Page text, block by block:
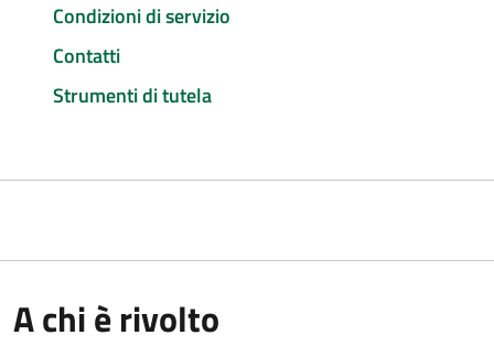
Condizioni di servizio
Contatti
Strumenti di tutela
A chi è rivolto